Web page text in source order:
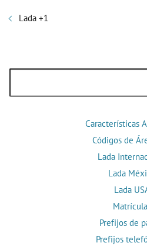
Lada +1
Características
Códigos de
Lada
Lada
Lada
Prefijos de
Prefijos